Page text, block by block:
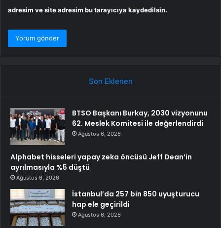
adresim ve site adresim bu tarayıcıya kaydedilsin.
Son Eklenen
BTSO Başkanı Burkay, 2030 vizyonunu
62. Meslek Komitesi ile değerlendirdi
Ağustos 6, 2026
Alphabet hisseleri yapay zeka öncüsü Jeff Dean’in
ayrılmasıyla %5 düştü
Ağustos 6, 2026
İstanbul’da 257 bin 850 uyuşturucu
hap ele geçirildi
Ağustos 6, 2026